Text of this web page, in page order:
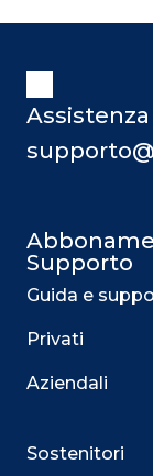
Assistenza
Supporto
Guida e
Privati
Aziendali
Sostenitori